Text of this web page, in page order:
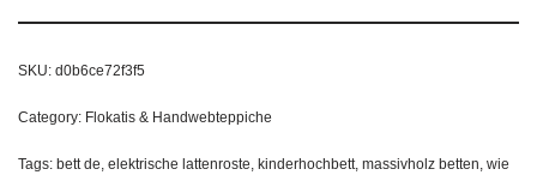
SKU: d0b6ce72f3f5
Category: Flokatis & Handwebteppiche
Tags: bett de, elektrische lattenroste, kinderhochbett, massivholz betten, wie